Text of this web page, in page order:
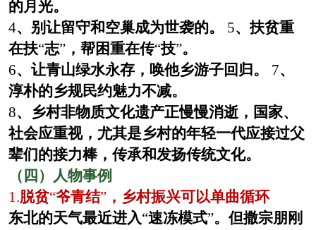
的月光。
4、别让留守和空巢成为世袭的。 5、扶贫重
在扶“志” ，帮困重在传“技”。
6、让青山绿水永存，唤他乡游子回归。 7、
淳朴的乡规民约魅力不减。
8、乡村非物质文化遗产正慢慢消逝，国家、
社会应重视，尤其是乡村的年轻一代应接过父
辈们的接力棒，传承和发扬传统文化。
（四）人物事例
1.脱贫“爷青结” ，乡村振兴可以单曲循环
东北的天气最近进入“速冻模式”。但撒宗朋刚